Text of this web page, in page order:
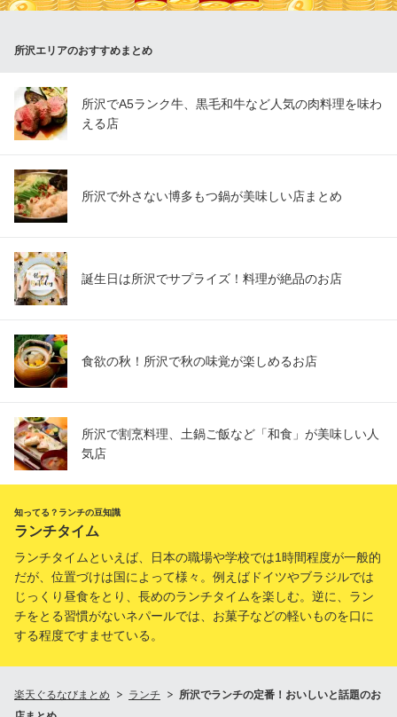
本日のデザート
330円(税込)
（小）100g 1,100円(税込)
ランチメニューをもっと見る
VRAI de VRAI
天然酵母パン&カフェ
西武狭山線西所沢駅 徒歩4分
埼玉県所沢市山口294-15 1F
所沢エリアのおすすめまとめ
所沢でA5ランク牛、黒毛和牛など人気の肉料理を味わ
える店
所沢で外さない博多もつ鍋が美味しい店まとめ
誕生日は所沢でサプライズ！料理が絶品のお店
食欲の秋！所沢で秋の味覚が楽しめるお店
所沢で割烹料理、土鍋ご飯など「和食」が美味しい人
気店
知ってる？ランチの豆知識
ランチタイム
ランチタイムといえば、日本の職場や学校では1時間程度が一般的
だが、位置づけは国によって様々。例えばドイツやブラジルでは
じっくり昼食をとり、長めのランチタイムを楽しむ。逆に、ラン
チをとる習慣がないネパールでは、お菓子などの軽いものを口に
する程度ですませている。
楽天ぐるなびまとめ ランチ
所沢でランチの定番！おいしいと話題のお